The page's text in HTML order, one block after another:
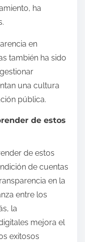
ha
en
también ha sido
una cultura
pública.
de estos
de estos
de cuentas
en la
entre los
la
mejora el
exitosos